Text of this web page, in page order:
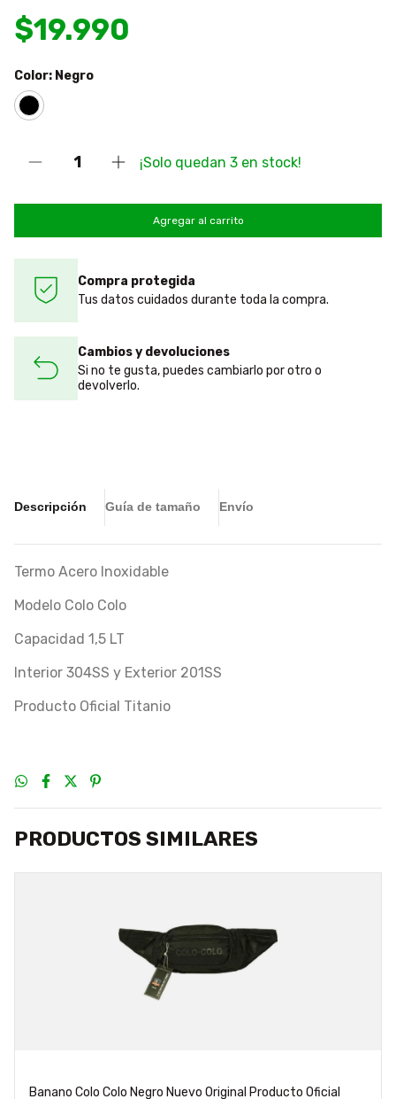
$19.990
Color: Negro
¡Solo quedan 3 en stock!
Compra protegida
Tus datos cuidados durante toda la compra.
Cambios y devoluciones
Si no te gusta, puedes cambiarlo por otro o
devolverlo.
Descripción Guía de tamaño Envío
Termo Acero Inoxidable
Modelo Colo Colo
Capacidad 1,5 LT
Interior 304SS y Exterior 201SS
Producto Oficial Titanio
PRODUCTOS SIMILARES
Banano Colo Colo Negro Nuevo Original Producto Oficial